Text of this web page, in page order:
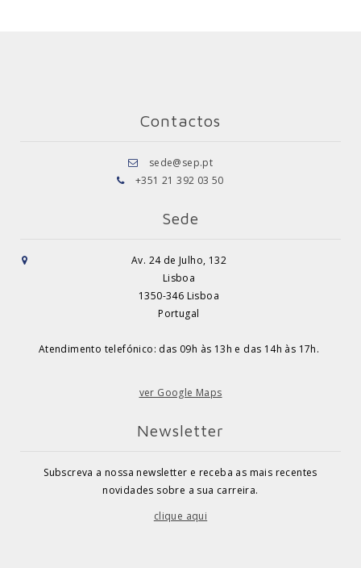
Contactos
sede@sep.pt
+351 21 392 03 50
Sede
Av. 24 de Julho, 132
Lisboa
1350-346 Lisboa
Portugal
Atendimento telefónico: das 09h às 13h e das 14h às 17h.
ver Google Maps
Newsletter
Subscreva a nossa newsletter e receba as mais recentes
novidades sobre a sua carreira.
clique aqui